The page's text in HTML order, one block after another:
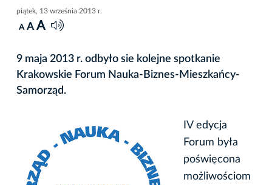
piątek, 13 września 2013 r.
A A A
9 maja 2013 r. odbyło sie kolejne spotkanie
Krakowskie Forum Nauka-Biznes-Mieszkańcy-
Samorząd.
IV edycja
Forum była
poświęcona
możliwościom